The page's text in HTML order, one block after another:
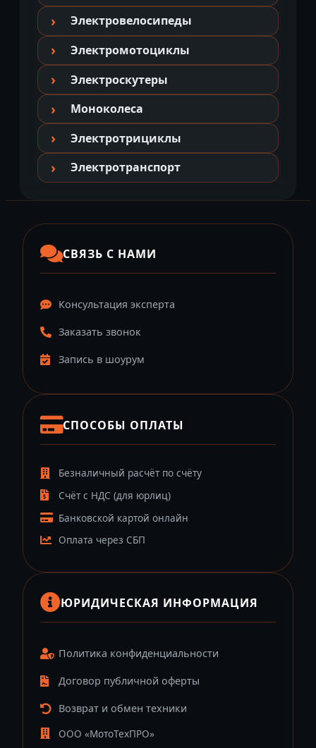
Электровелосипеды
Электромотоциклы
Электроскутеры
Моноколеса
Электротрициклы
Электротранспорт
СВЯЗЬ С НАМИ
Консультация эксперта
Заказать звонок
Запись в шоурум
СПОСОБЫ ОПЛАТЫ
Безналичный расчёт по счёту
Счёт с НДС (для юрлиц)
Банковской картой онлайн
Оплата через СБП
ЮРИДИЧЕСКАЯ ИНФОРМАЦИЯ
Политика конфиденциальности
Договор публичной оферты
Возврат и обмен техники
ООО «МотоТехПРО»